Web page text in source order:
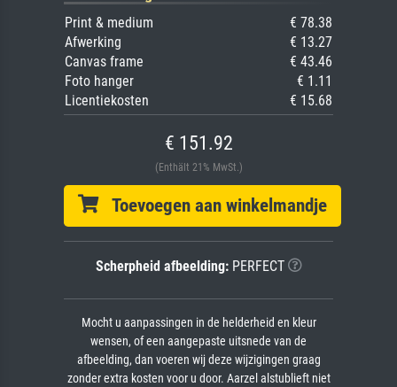
Print & medium
€ 78.38
Afwerking
€ 13.27
Canvas frame
€ 43.46
Foto hanger
€ 1.11
Licentiekosten
€ 15.68
€ 151.92
(Enthält 21% MwSt.)
Toevoegen aan winkelmandje
Scherpheid afbeelding:PERFECT
Mocht u aanpassingen in de helderheid en kleur
wensen, of een aangepaste uitsnede van de
afbeelding, dan voeren wij deze wijzigingen graag
zonder extra kosten voor u door. Aarzel alstublieft niet